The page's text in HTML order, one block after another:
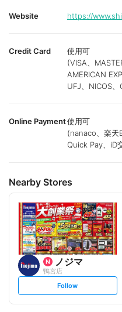
Website https://
Credit Card
使用可
(VISA、
AMERICAN
UFJ、NICOS
Online Payment使用可
(nanaco、楽天
Quick Pay、iD
Nearby Stores
ノジマ
鴨宮店
s
t
Follow